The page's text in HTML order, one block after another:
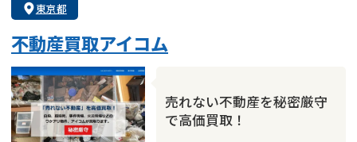
東京都
不動産買取アイコム
売れない不動産を秘密厳守
で高価買取！